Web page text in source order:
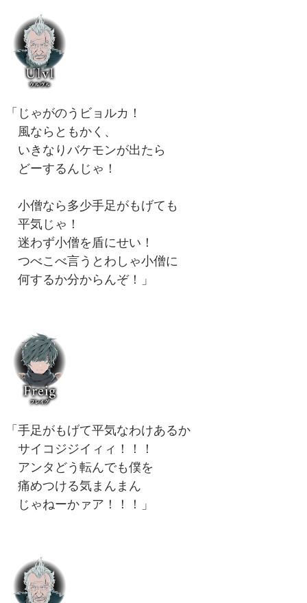
「じゃがのうビョルカ！
風ならともかく、
いきなりバケモンが出たら
どーするんじゃ！
小僧なら多少手足がもげても
平気じゃ！
迷わず小僧を盾にせい！
つべこべ言うとわしゃ小僧に
何するか分からんぞ！」
「手足がもげて平気なわけあるか
サイコジジイィィ！！！
アンタどう転んでも僕を
痛めつける気まんまん
じゃねーかァア！！！」